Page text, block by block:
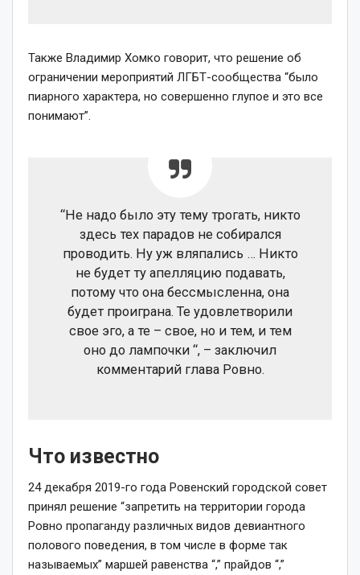
Также Владимир Хомко говорит, что решение об
ограничении мероприятий ЛГБТ-сообщества “было
пиарного характера, но совершенно глупое и это все
понимают”.
“Не надо было эту тему трогать, никто
здесь тех парадов не собирался
проводить. Ну уж вляпались … Никто
не будет ту апелляцию подавать,
потому что она бессмысленна, она
будет проиграна. Те удовлетворили
свое эго, а те – свое, но и тем, и тем
оно до лампочки “, – заключил
комментарий глава Ровно.
Что известно
24 декабря 2019-го года Ровенский городской совет
принял решение “запретить на территории города
Ровно пропаганду различных видов девиантного
полового поведения, в том числе в форме так
называемых” маршей равенства “,” прайдов “,”